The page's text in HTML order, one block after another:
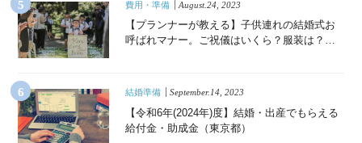
費用・準備 August.24, 2023
【プランナーが教える】子供連れの結婚式お
呼ばれマナー。ご祝儀はいくら？服装は？必
結婚準備 September.14, 2023
【令和6年(2024年)度】結婚・出産でもらえる
給付金・助成金（東京都）